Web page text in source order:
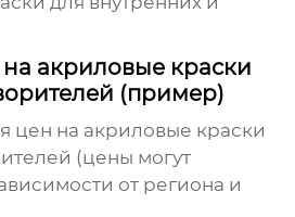
акриловые краски
(пример)
цен на акриловые краски
(цены могут
от региона и